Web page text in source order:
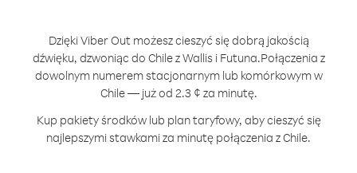
Dzięki Viber Out możesz cieszyć się dobrą jakością
dźwięku, dzwoniąc do Chile z Wallis i Futuna.Połączenia z
dowolnym numerem stacjonarnym lub komórkowym w
Chile — już od 2.3 ¢ za minutę.
Kup pakiety środków lub plan taryfowy, aby cieszyć się
najlepszymi stawkami za minutę połączenia z Chile.